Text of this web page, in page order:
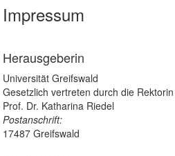
Impressum
Herausgeberin
Universität Greifswald
Gesetzlich vertreten durch die Rektorin
Prof. Dr. Katharina Riedel
Postanschrift:
17487 Greifswald